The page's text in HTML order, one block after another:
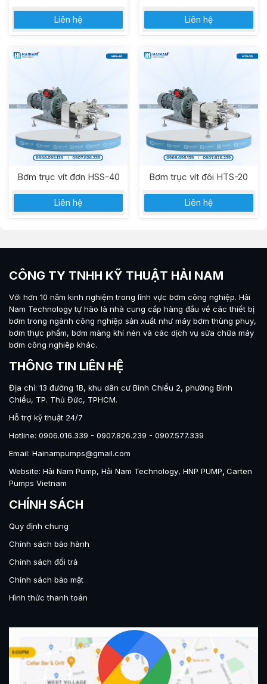
Liên hệ Liên hệ
Bơm trục vít đơn HSS-40
Liên hệ
Bơm trục vít đôi HTS-20
Liên hệ
CÔNG TY TNHH KỸ THUẬT HẢI NAM
Với hơn 10 năm kinh nghiệm trong lĩnh vực bơm công nghiệp. Hải
Nam Technologytự hào là nhà cung cấp hàng đầu về các thiết bị
bơm trong ngành công nghiệp sản xuất như máy bơm thùng phuy,
bơm thực phẩm, bơm màng khí nén và các dịch vụ sửa chữa máy
bơm công nghiêp khác.
THÔNG TIN LIÊN HỆ
Địa chỉ: 13 đường 1B, khu dân cư Bình Chiểu 2, phường Bình
Chiểu, TP. Thủ Đức, TPHCM.
Hỗ trợ kỹ thuật 24/7
Hotline: 0906.016.339 - 0907.826.239 - 0907.577.339
Email: Hainampumps@gmail.com
Website: Hải Nam Pump, Hải Nam Technology, HNP PUMP Carten
Pumps Vietnam
CHÍNH SÁCH
Quy định chung
Chính sách bảo hành
Chính sách đổi trả
Chính sách bảo mật
Hình thức thanh toán